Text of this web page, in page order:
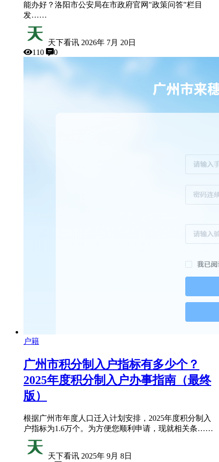
能办好？洛阳市公安局在市政府官网"政策问答"栏目
发……
天下看讯 2026年 7月 20日
110
0
户籍
广州市积分制入户指标有多少个？
2025年度积分制入户办事指南（最终
版）
根据广州市年度人口迁入计划安排，2025年度积分制入
户指标为​​1.6万个​​。为方便您顺利申请，现就相关条……
天下看讯 2025年 9月 8日